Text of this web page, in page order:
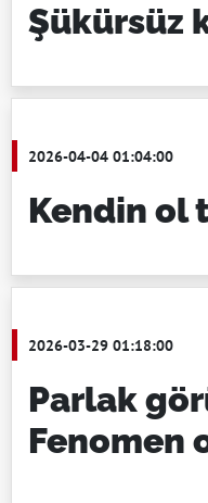
Şükürsüz
2026-04-04 01:04:00
Kendin ol
2026-03-29 01:18:00
Parlak
Fenomen